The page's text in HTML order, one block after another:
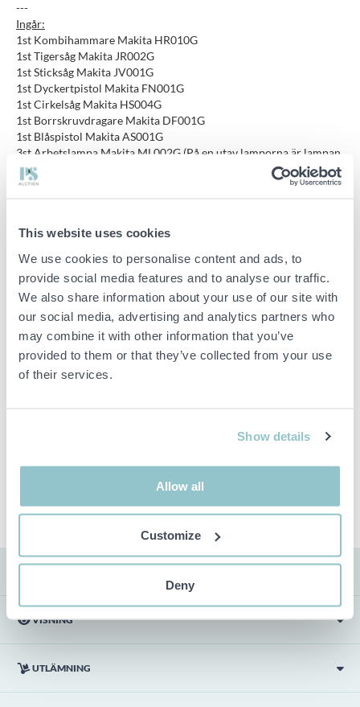
This website uses cookies
We use cookies to personalise content and ads, to
provide social media features and to analyse our traffic.
We also share information about your use of our site with
our social media, advertising and analytics partners who
may combine it with other information that you’ve
provided to them or that they’ve collected from your use
of their services.
Show details
Allow all
Customize
Deny
VISNING
UTLÄMNING
---
Ingår:
1st Kombihammare Makita HR010G
1st Tigersåg Makita JR002G
1st Sticksåg Makita JV001G
1st Dyckertpistol Makita FN001G
1st Cirkelsåg Makita HS004G
1st Borrskruvdragare Makita DF001G
1st Blåspistol Makita AS001G
3st Arbetslampa Makita ML002G (På en utav lamporna är lampan
på toppen defekt)
1st Batteri Makita 40V 4.0Ah
1st Adapter för batterier Makita ADP10
Viktig info
OBS! Detta är en tvångsförsäljning då objektet tillhör ett
konkursbo. I enlighet med våra allmänna villkor är det
därmed inte möjligt att reklamera detta köp.
Buden är bindande och serviceavgiften debiteras på alla
objekt. Eventuella avvikelser från likvärdiga begagnade varor
i objektsbeskrivningen. Objektsbeskrivningen är framtagen
ingår ej i objektet om detta inte är angett i beskrivningen.